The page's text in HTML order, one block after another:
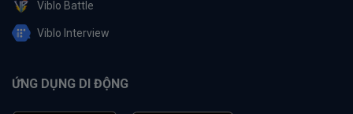
Viblo Battle
Viblo Interview
ỨNG DỤNG DI ĐỘNG